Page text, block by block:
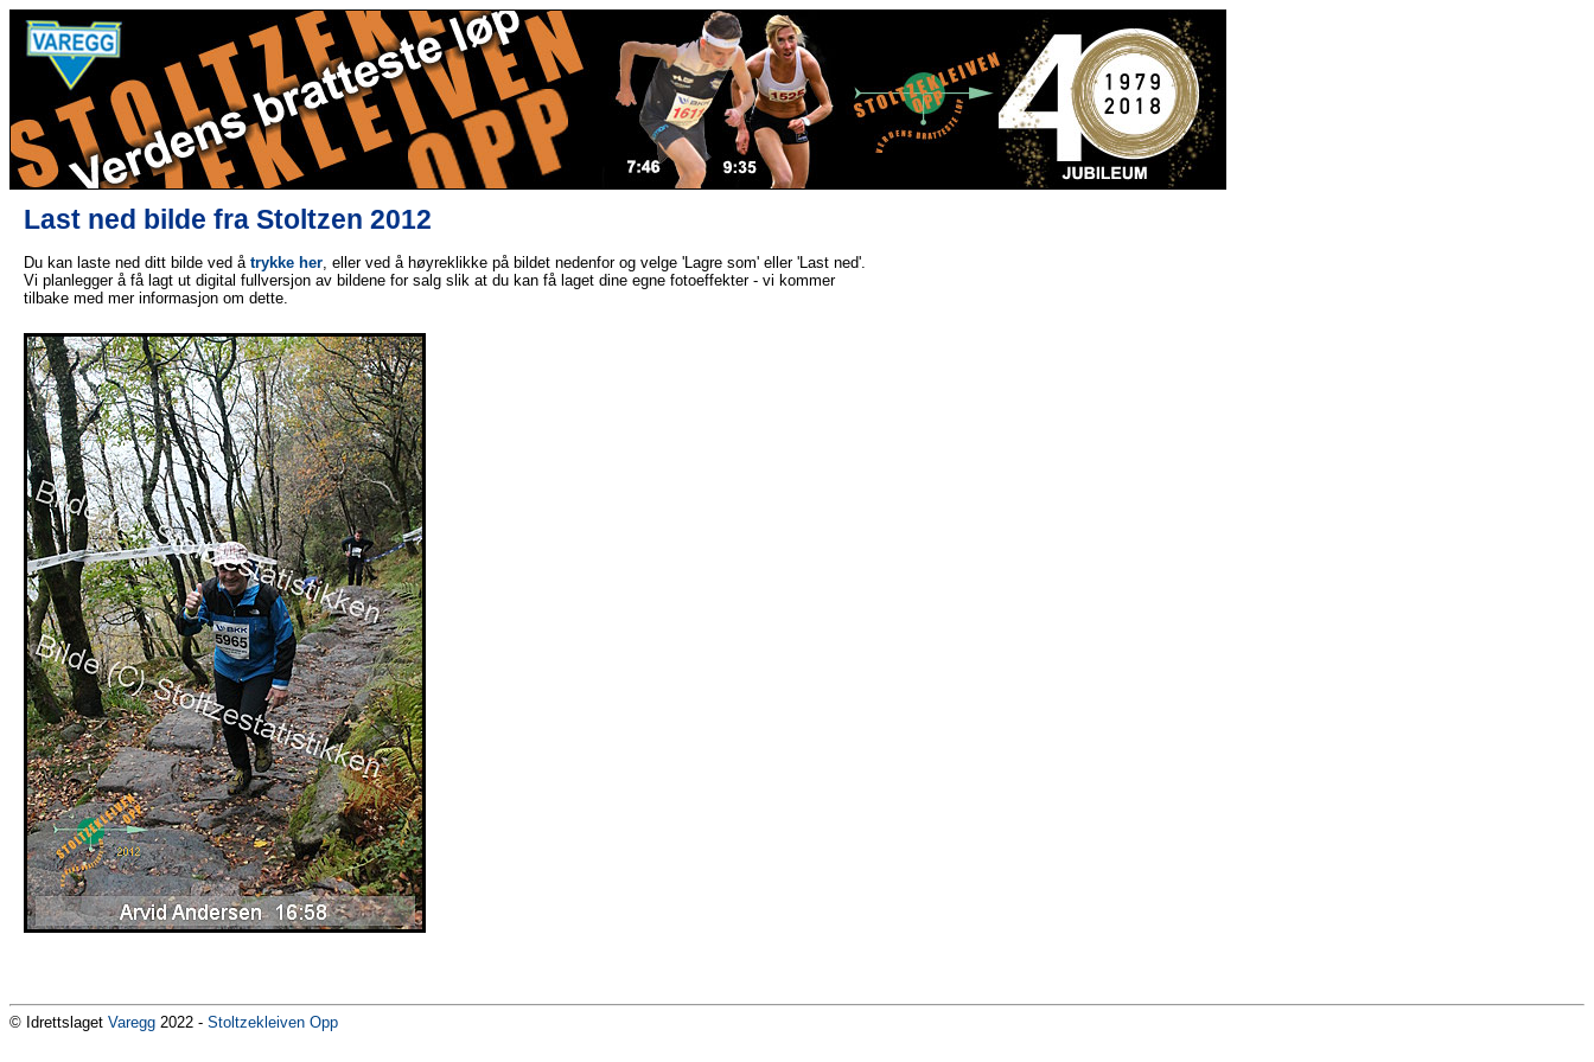
Last ned bilde fra Stoltzen 2012
Du kan laste ned ditt bilde ved å trykke her, eller ved å høyreklikke på bildet nedenfor og velge 'Lagre som' eller 'Last ned'.
Vi planlegger å få lagt ut digital fullversjon av bildene for salg slik at du kan få laget dine egne fotoeffekter - vi kommer
tilbake med mer informasjon om dette.
© Idrettslaget Varegg 2022 - Stoltzekleiven Opp